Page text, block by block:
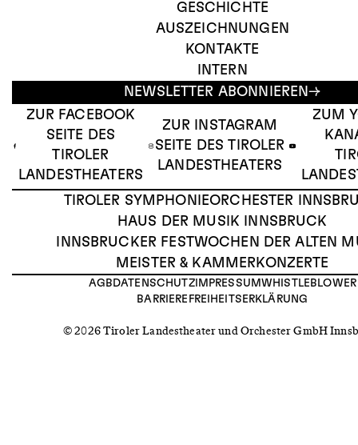
GESCHICHTE
AUSZEICHNUNGEN
KONTAKTE
INTERN
NEWSLETTER ABONNIEREN
ZUR FACEBOOK
SEITE DES
TIROLER
LANDESTHEATERS
ZUR INSTAGRAM
SEITE DES TIROLER
LANDESTHEATERS
ZUM
TIROLER SYMPHONIEORCHESTER
HAUS DER MUSIK INNSBRUCK
INNSBRUCKER FESTWOCHEN DER ALTEN
MEISTER & KAMMERKONZERTE
AGB DATENSCHUTZIMPRESSUMWHISTLEBLOWER
BARRIEREFREIHEITSERKLÄRUNG
© 2026 Tiroler Landestheater und Orchester GmbH